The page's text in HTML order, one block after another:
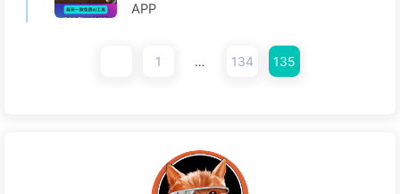
APP
1 … 134 135